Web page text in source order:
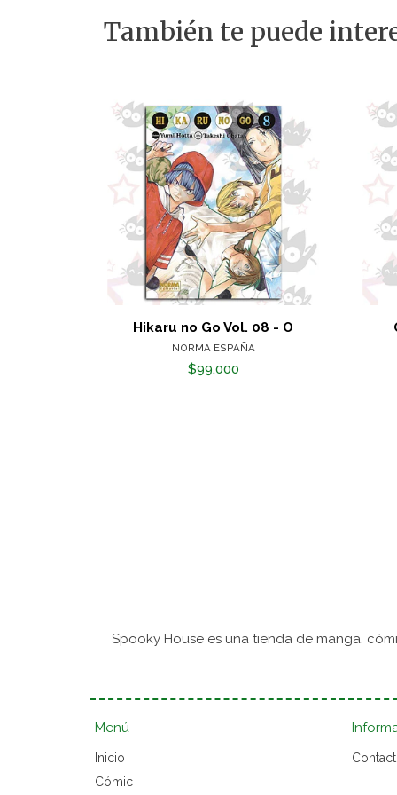
También te puede
Hikaru no Go Vol. 08 - O
NORMA ESPAÑA
$99.000
Spooky House es una tienda de manga,
Menú
Inicio
Cómic